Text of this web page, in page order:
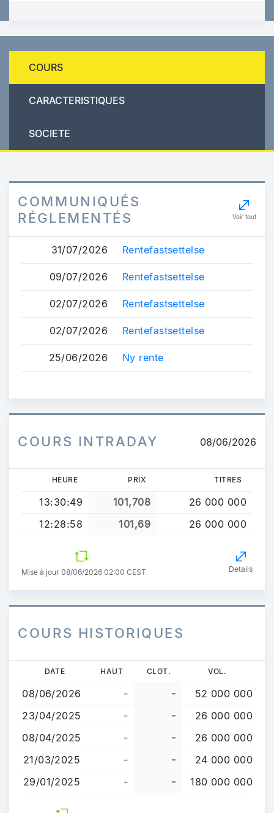
COURS
CARACTERISTIQUES
SOCIETE
COMMUNIQUÉS
RÉGLEMENTÉS
Voir tout
31/07/2026 Rentefastsettelse
09/07/2026 Rentefastsettelse
02/07/2026 Rentefastsettelse
02/07/2026 Rentefastsettelse
25/06/2026 Ny rente
COURS INTRADAY 08/06/2026
HEURE PRIX TITRES
13:30:49 101,708
26 000 000
12:28:58
101,69 26 000 000
Mise à jour 08/06/2026 02:00 CEST Details
COURS HISTORIQUES
contenu
principal
DATE HAUT CLOT. VOL.
08/06/2026 - -
52 000 000
23/04/2025
- -
26 000 000
08/04/2025
- -
26 000 000
21/03/2025
- -
24 000 000
29/01/2025
- - 180 000 000